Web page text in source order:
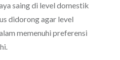
saing di level domestik
didorong agar level
memenuhi preferensi